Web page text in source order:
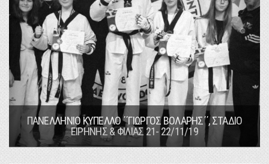
ΠΑΝΕΛΛΗΝΙΟ ΚΥΠΕΛΛΟ ΄΄ΓΙΩΡΓΟΣ ΒΟΛΑΡΗΣ΄΄, ΣΤΑΔΙΟ
ΕΙΡΗΝΗΣ & ΦΙΛΙΑΣ 21- 22/11/19